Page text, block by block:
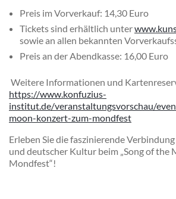
Preis im Vorverkauf: 14,30 Euro
Tickets sind erhältlich unter
sowie an allen bekannten
Preis an der Abendkasse: 16,00 Euro
Weitere Informationen und
https://www.konfuzius-
institut.de/veranstaltungsvorschau/
moon-konzert-zum-mondfest
Erleben Sie die faszinierende
und deutscher Kultur beim „Song of the
Mondfest“!